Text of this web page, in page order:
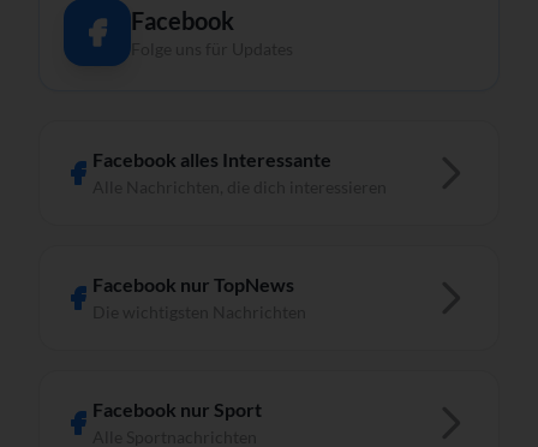
Facebook
Facebook alles Interessante
Facebook nur TopNews
Facebook nur Sport